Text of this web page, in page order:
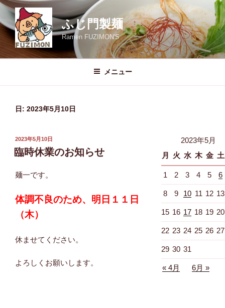
コ
テ
ふじ門製麺
Ramen FUZIMON'S
メニュー
日: 2023年5月10日
投
稿
日:
2023年5月10日
臨時休業のお知らせ
麺一です。
体調不良のため、明日１１日
（木）
休ませてください。
よろしくお願いします。
2023年5月
月
火 水 木 金 土
1 2 3 4 5 6
8 9 10 11 12 13
15 16 17 18 19 20
22 23 24 25 26 27
29 30 31
« 4月 6月 »